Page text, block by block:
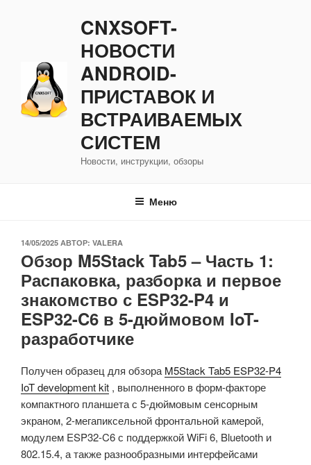
CNXSOFT-
НОВОСТИ
ANDROID-
ПРИСТАВОК И
ВСТРАИВАЕМЫХ
СИСТЕМ
Новости, инструкции, обзоры
Меню
ОПУБЛИКОВАНО
14/05/2025 АВТОР: VALERA
Обзор M5Stack Tab5 – Часть 1:
Распаковка, разборка и первое
знакомство с ESP32-P4 и
ESP32-C6 в 5-дюймовом IoT-
разработчике
Получен образец для обзораM5Stack Tab5 ESP32-P4
IoT development kit , выполненного в форм-факторе
компактного планшета с 5-дюймовым сенсорным
экраном, 2-мегапиксельной фронтальной камерой,
модулем ESP32-C6 с поддержкой WiFi 6, Bluetooth и
802.15.4, а также разнообразными интерфейсами